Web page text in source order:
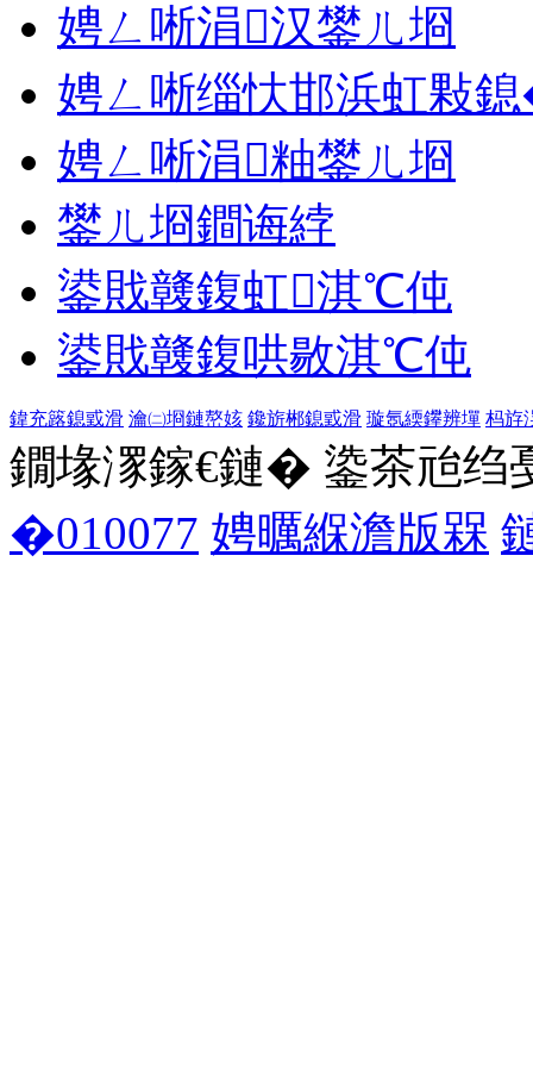
娉ㄥ唽涓汉鐢ㄦ埛
娉ㄥ唽缁忕邯浜虹敤
娉ㄥ唽涓粙鐢ㄦ埛
鐢ㄦ埛鐧诲綍
鍙戝竷鍑虹淇℃伅
鍙戝竷鍑哄敭淇℃伅
鍏充簬鎴戜滑 瀹㈡埛鏈嶅姟 鑱旂郴鎴戜滑 璇氬緛鑻辨墠 杩斿
鐗堟潈鎵€鏈� 鍌茶兘绉
�010077 娉曞緥澹版槑